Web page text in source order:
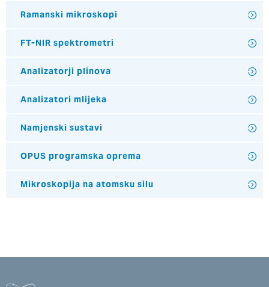
Ramanski mikroskopi
FT-NIR spektrometri
Analizatorji plinova
Analizatori mlijeka
Namjenski sustavi
OPUS programska oprema
Mikroskopija na atomsku silu